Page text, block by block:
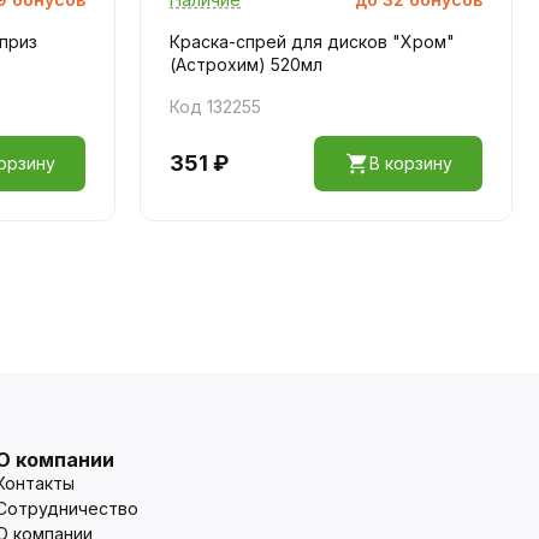
Краска-спрей для дисков "Хром"
(Астрохим) 520мл
Код 132255
351 ₽ В корзину
компании
компании